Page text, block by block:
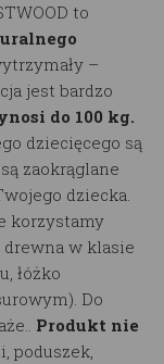
to
–
jest bardzo
do 100 kg.
dziecięcego są
zaokrąglane
dziecka.
korzystamy
w klasie
łóżko
Do
Produkt nie
poduszek,